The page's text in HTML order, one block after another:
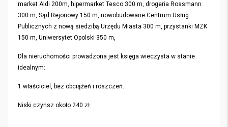
market Aldi 200m, hipermarket Tesco 300 m, drogeria Rossmann
300 m, Sąd Rejonowy 150 m, nowobudowane Centrum Usług
Publicznych z nową siedzibą Urzędu Miasta 300 m, przystanki MZK
150 m, Uniwersytet Opolski 350 m,
Dla nieruchomości prowadzona jest księga wieczysta w stanie
idealnym:
1 właściciel, bez obciążeń i roszczeń.
Niski czynsz około 240 zł.